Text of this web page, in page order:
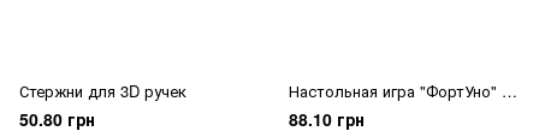
Стержни для 3D ручек
50.80 грн
Настольная игра "ФортУно" укр
88.10 грн